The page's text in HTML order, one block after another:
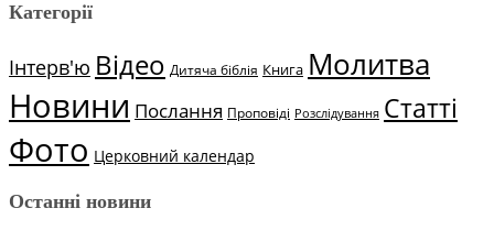
Категорії
Інтерв'ю Відео Дитяча біблія Книга Молитва
Новини Послання Проповіді Розслідування Статті
Фото Церковний календар
Останні новини